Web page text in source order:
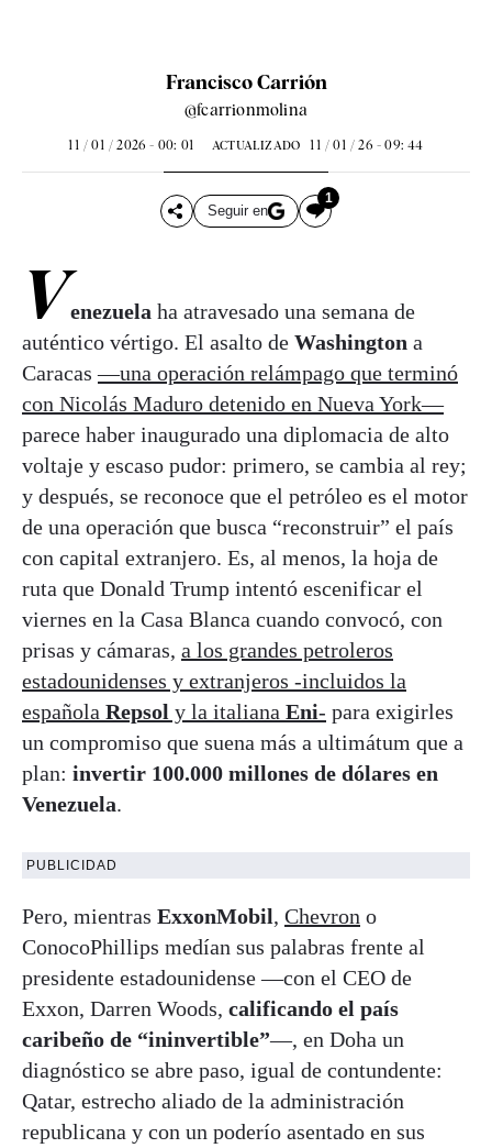
Francisco Carrión
@fcarrionmolina
11 / 01 / 2026 - 00: 01 ACTUALIZADO 11 / 01 / 26 - 09: 44
Seguir en
1
Venezuela ha atravesado una semana de
auténtico vértigo. El asalto de Washington a
Caracas—una operación relámpago que terminó
con Nicolás Maduro detenido en Nueva York—
parece haber inaugurado una diplomacia de alto
voltaje y escaso pudor: primero, se cambia al rey;
y después, se reconoce que el petróleo es el motor
de una operación que busca “reconstruir” el país
con capital extranjero. Es, al menos, la hoja de
ruta que Donald Trump intentó escenificar el
viernes en la Casa Blanca cuando convocó, con
prisas y cámaras, a los grandes petroleros
estadounidenses y extranjeros -incluidos la
española Repsol y la italiana Eni- para exigirles
un compromiso que suena más a ultimátum que a
plan: invertir 100.000 millones de dólares en
Venezuela.
PUBLICIDAD
Pero, mientras ExxonMobil, Chevron o
ConocoPhillips medían sus palabras frente al
presidente estadounidense —con el CEO de
Exxon, Darren Woods, calificando el país
caribeño de “ininvertible”—, en Doha un
diagnóstico se abre paso, igual de contundente:
Qatar, estrecho aliado de la administración
republicana y con un poderío asentado en sus